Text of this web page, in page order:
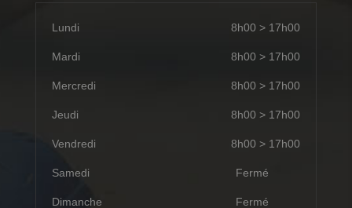
Lundi 8h00 > 17h00
Mardi 8h00 > 17h00
Mercredi 8h00 > 17h00
Jeudi 8h00 > 17h00
Vendredi 8h00 > 17h00
Samedi Fermé
Dimanche Fermé